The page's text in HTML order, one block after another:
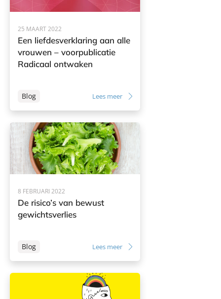
25 MAART 2022
Een liefdesverklaring aan alle
vrouwen – voorpublicatie
Radicaal ontwaken
Blog Lees meer
8 FEBRUARI 2022
De risico’s van bewust
gewichtsverlies
Blog Lees meer